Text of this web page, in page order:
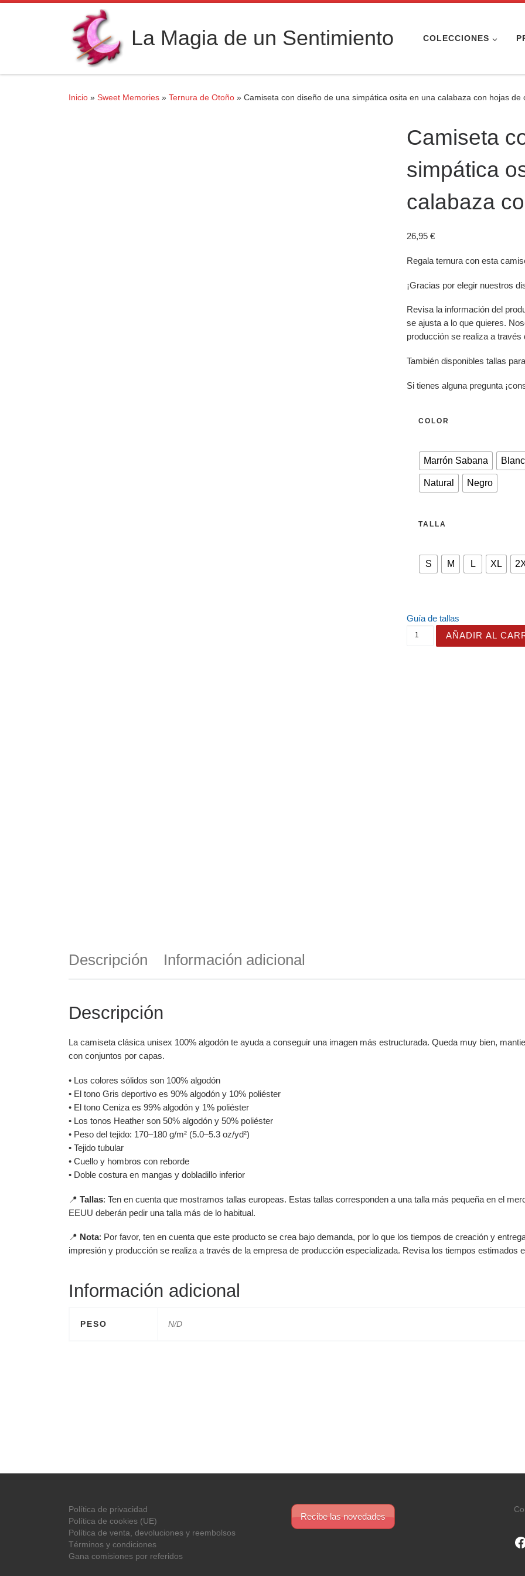
Saltar al contenido
La Magia de un Sentimiento COLECCIONES
Inicio » Sweet Memories » Ternura de Otoño » Camiseta con diseño de una simpática osita en una calabaza con hojas de
Camiseta
simpática
calabaza
26,95€
Regala ternura con esta
¡Gracias por elegir nuestros
Revisa la información del
se ajusta a lo que quieres.
producción se realiza a
También disponibles tallas
Si tienes alguna pregunta
COLOR
Marrón Sabana
Natural Negro
TALLA
S M L XL
Guía de tallas
Camiseta con diseño de
AÑADIR AL
Descripción Información adicional
Descripción
La camiseta clásica unisex 100% algodón te ayuda a conseguir una imagen más estructurada. Queda muy bien,
con conjuntos por capas.
• Los colores sólidos son 100% algodón
• El tono Gris deportivo es 90% algodón y 10% poliéster
• El tono Ceniza es 99% algodón y 1% poliéster
• Los tonos Heather son 50% algodón y 50% poliéster
• Peso del tejido: 170–180 g/m² (5.0–5.3 oz/yd²)
• Tejido tubular
• Cuello y hombros con reborde
• Doble costura en mangas y dobladillo inferior
📍 Tallas: Ten en cuenta que mostramos tallas europeas. Estas tallas corresponden a una talla más pequeña en el
EEUU deberán pedir una talla más de lo habitual.
📍 Nota: Por favor, ten en cuenta que este producto se crea bajo demanda, por lo que los tiempos de creación y
impresión y producción se realiza a través de la empresa de producción especializada. Revisa los tiempos estimados
Información adicional
PESO N/D
Política de privacidad
Política de cookies (UE)
Política de venta, devoluciones y reembolsos
Términos y condiciones
Gana comisiones por referidos
Recibe las novedades